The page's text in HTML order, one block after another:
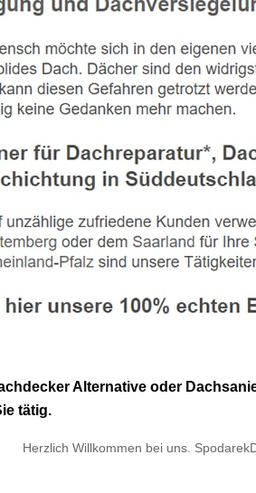
Alternative oder
tätig.
Herzlich Willkommen bei uns.